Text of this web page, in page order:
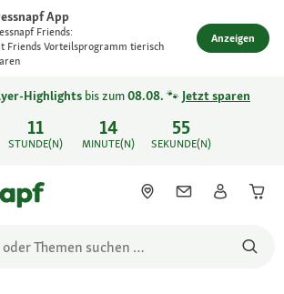
App
Friends:
Friends Vorteilsprogramm tierisch
Anzeigen
11
STUNDE(N)
14
MINUTE(N)
55
SEKUNDE(N)
Highlights bis zum08.08. 🐾 Jetzt sparen